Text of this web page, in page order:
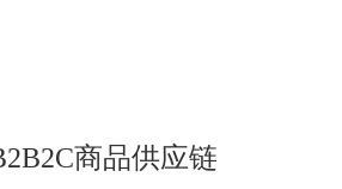
商品供应链